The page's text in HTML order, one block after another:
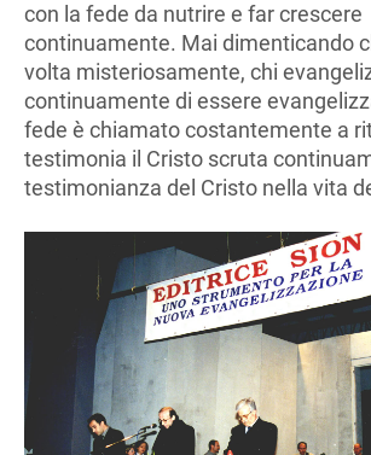
con la fede da nutrire e far crescere
continuamente. Mai dimenticando
volta misteriosamente, chi
continuamente di essere
fede è chiamato costantemente a
testimonia il Cristo scruta
testimonianza del Cristo nella vita